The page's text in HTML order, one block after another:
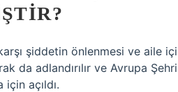
şiddetin önlenmesi ve aile
da adlandırılır ve Avrupa
için açıldı.